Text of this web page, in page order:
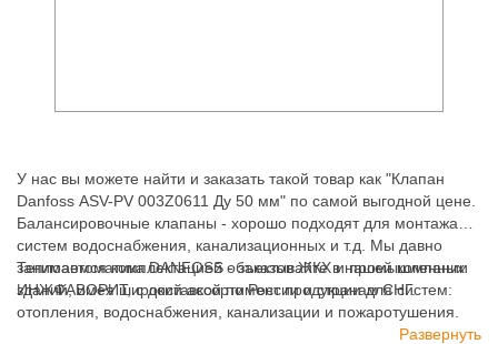
У нас вы можете найти и заказать такой товар как "Клапан
Danfoss ASV-PV 003Z0611 Ду 50 мм" по самой выгодной цене.
Балансировочные клапаны - хорошо подходят для монтажа
систем водоснабжения, канализационных и т.д. Мы давно
занимаемся комплектацией объектов ЖКХ и промышленных
зданий, имея широкий ассортимент продукции для систем:
отопления, водоснабжения, канализации и пожаротушения.
Теплоавтоматика DANFOSS - заказывайте в нашей компании
ИНЖФАВОРИТ, с доставкой по России и странам СНГ.
Развернуть